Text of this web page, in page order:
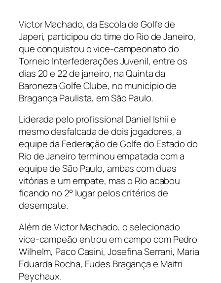
Victor Machado, da Escola de Golfe de
Japeri, participou do time do Rio de Janeiro,
que conquistou o vice-campeonato do
Torneio Interfederações Juvenil, entre os
dias 20 e 22 de janeiro, na Quinta da
Baroneza Golfe Clube, no município de
Bragança Paulista, em São Paulo.
Liderada pelo profissional Daniel Ishii e
mesmo desfalcada de dois jogadores, a
equipe da Federação de Golfe do Estado do
Rio de Janeiro terminou empatada com a
equipe de São Paulo, ambas com duas
vitórias e um empate, mas o Rio acabou
ficando no 2° lugar pelos critérios de
desempate.
Além de Victor Machado, o selecionado
vice-campeão entrou em campo com Pedro
Wilhelm, Paco Casini, Josefina Serrani, Maria
Eduarda Rocha, Eudes Bragança e Maitri
Peychaux.